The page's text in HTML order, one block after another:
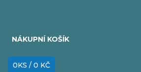
NÁKUPNÍ KOŠÍK
0KS / 0 KČ